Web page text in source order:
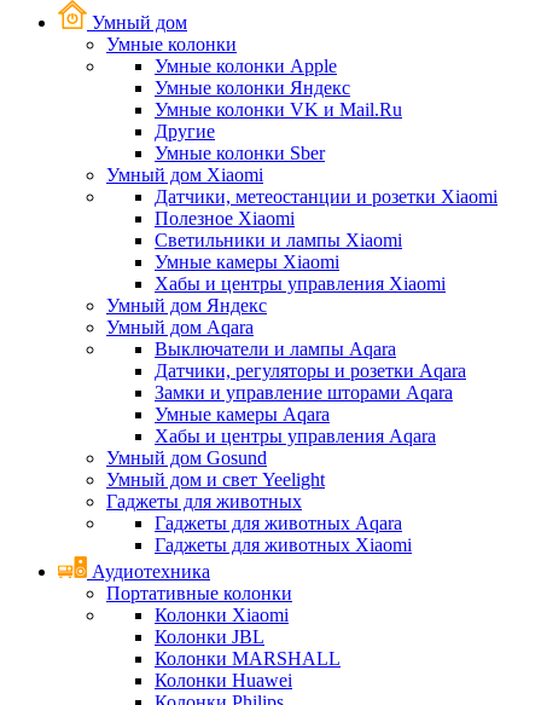
Умный дом
Умные колонки
Умные колонки Apple
Умные колонки Яндекс
Умные колонки VK и Mail.Ru
Другие
Умные колонки Sber
Умный дом Xiaomi
Датчики, метеостанции и розетки Xiaomi
Полезное Xiaomi
Светильники и лампы Xiaomi
Умные камеры Xiaomi
Хабы и центры управления Xiaomi
Умный дом Яндекс
Умный дом Aqara
Выключатели и лампы Aqara
Датчики, регуляторы и розетки Aqara
Замки и управление шторами Aqara
Умные камеры Aqara
Хабы и центры управления Aqara
Умный дом Gosund
Умный дом и свет Yeelight
Гаджеты для животных
Гаджеты для животных Aqara
Гаджеты для животных Xiaomi
Аудиотехника
Портативные колонки
Колонки Xiaomi
Колонки JBL
Колонки MARSHALL
Колонки Huawei